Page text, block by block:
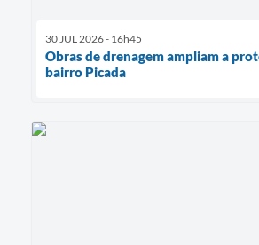
30 JUL 2026 - 16h45
Obras de drenagem ampliam a
bairro Picada